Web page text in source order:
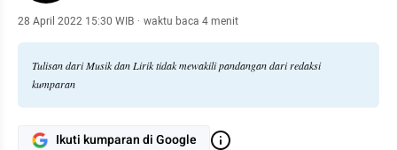
28 April 2022 15:30 WIB · waktu baca 4 menit
Tulisan dari Musik dan Lirik tidak mewakili pandangan dari redaksi
kumparan
Ikuti kumparan di Google